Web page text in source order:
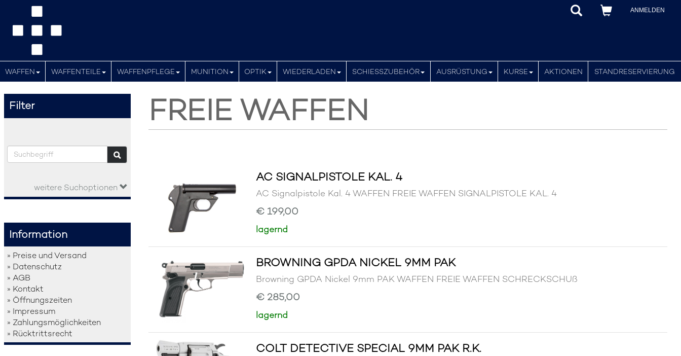
ANMELDEN
WAFFEN WAFFENTEILE WAFFENPFLEGE MUNITION OPTIK WIEDERLADEN SCHIESSZUBEHÖR AUSRÜSTUNG KURSE AKTIONEN STANDRESERVIERUNG
Filter
weitere Suchoptionen
Information
» Preise und Versand
» Datenschutz
» AGB
» Kontakt
» Öffnungszeiten
» Impressum
» Zahlungsmöglichkeiten
» Rücktrittsrecht
FREIE WAFFEN
AC SIGNALPISTOLE KAL. 4
AC Signalpistole Kal. 4 WAFFEN FREIE WAFFEN SIGNALPISTOLE KAL. 4
€ 199,00
lagernd
BROWNING GPDA NICKEL 9MM PAK
Browning GPDA Nickel 9mm PAK WAFFEN FREIE WAFFEN SCHRECKSCHUß
€ 285,00
lagernd
COLT DETECTIVE SPECIAL 9MM PAK R.K.